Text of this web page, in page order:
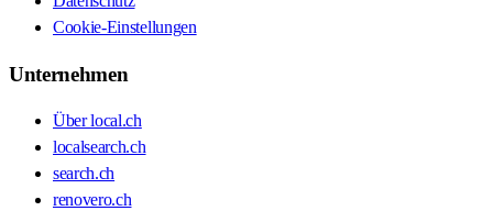
Cookie-Einstellungen
Unternehmen
Über local.ch
localsearch.ch
search.ch
renovero.ch